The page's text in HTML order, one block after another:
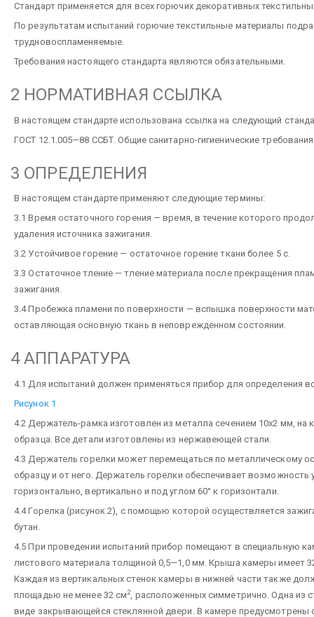
Стандарт применяется для всех горючих декоративных
По результатам испытаний горючие текстильные материалы
трудновоспламеняемые.
Требования настоящего стандарта являются обязательными.
2 НОРМАТИВНАЯ ССЫЛКА
В настоящем стандарте использована ссылка на следующий
ГОСТ 12.1.005—88 ССБТ. Общие санитарно-гигиенические
3 ОПРЕДЕЛЕНИЯ
В настоящем стандарте применяют следующие термины:
3.1 Время остаточного горения — время, в течение которого
удаления источника зажигания.
3.2 Устойчивое горение — остаточное горение ткани более 5 с.
3.3 Остаточное тление — тление материала после прекращения
зажигания.
3.4 Пробежка пламени по поверхности — вспышка поверхности
оставляющая основную ткань в неповрежденном состоянии.
4 АППАРАТУРА
4.1 Для испытаний должен применяться прибор для определения
Рисунок 1
4.2 Держатель-рамка изготовлен из металла сечением 10х2 мм,
образца. Все детали изготовлены из нержавеющей стали.
4.3 Держатель горелки может перемещаться по металлическому
образцу и от него. Держатель горелки обеспечивает
горизонтально, вертикально и под углом 60° к горизонтали.
4.4 Горелка (рисунок 2), с помощью которой осуществляется
бутан.
4.5 При проведении испытаний прибор помещают в специальную
листового материала толщиной 0,5—1,0 мм. Крыша камеры имеет
Каждая из вертикальных стенок камеры в нижней части также
площадью не менее 32 см2, расположенных симметрично. Одна из
виде закрывающейся стеклянной двери. В камере предусмотрены